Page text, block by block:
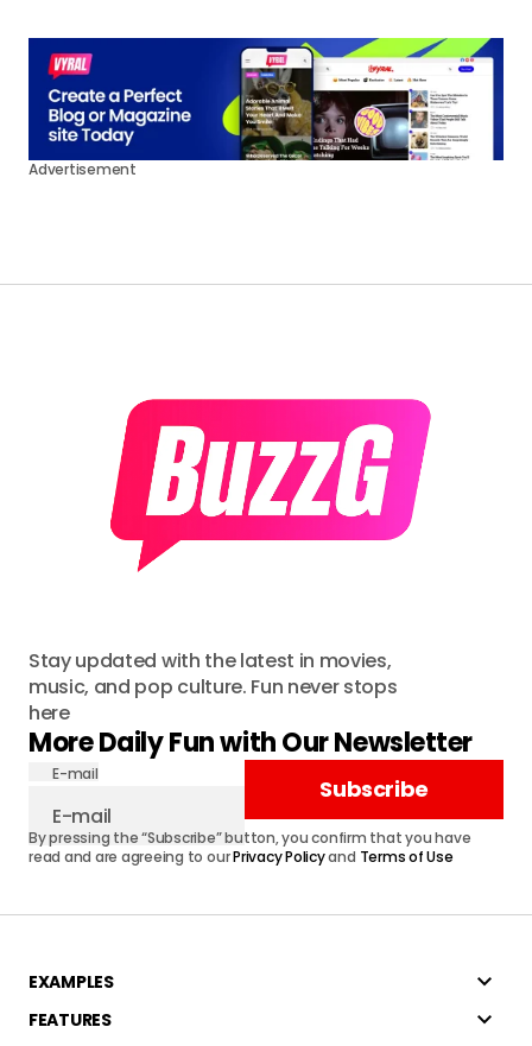
Advertisement
Stay updated with the latest in movies,
music, and pop culture. Fun never stops
here
More Daily Fun with Our Newsletter
E-mail
Subscribe
By pressing the “Subscribe” button, you confirm that you have
read and are agreeing to ourPrivacy Policyand Terms of Use
EXAMPLES
FEATURES